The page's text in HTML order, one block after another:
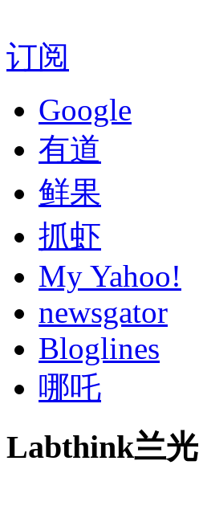
订阅
Google
有道
鲜果
抓虾
My Yahoo!
newsgator
Bloglines
哪吒
Labthink兰光